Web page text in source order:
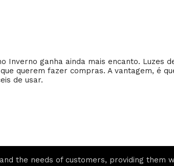
Inverno ganha ainda mais encanto. Luzes
querem fazer compras. A vantagem, é
de usar.
the needs of customers, providing them